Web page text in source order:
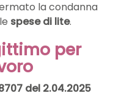
la condanna
spese di lite.
per
del 2.04.2025